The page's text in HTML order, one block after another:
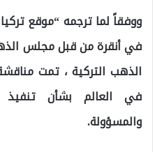
ووفقاً لما ترجمه “موقع
في أنقرة من قبل مجلس
الذهب التركية ، تمت
في العالم بشأن تنفيذ
والمسؤولة.